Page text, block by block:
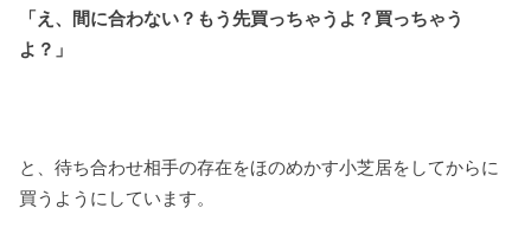
「え、間に合わない？もう先買っちゃうよ？買っちゃう
よ？」
と、待ち合わせ相手の存在をほのめかす小芝居をしてからに
買うようにしています。